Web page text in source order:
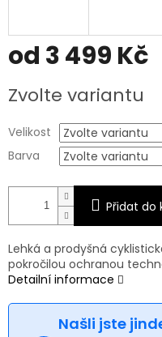
od 3 499 Kč
cena:
Zvolte variantu
Velikost
Barva
Přidat do
Lehká a prodyšná
pokročilou ochranou
Detailní informace
Našli jste